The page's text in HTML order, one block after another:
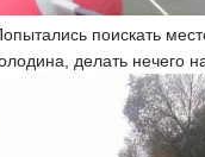
поискать
делать нечего